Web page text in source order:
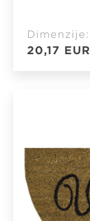
Dimenzije:
20,17 EUR